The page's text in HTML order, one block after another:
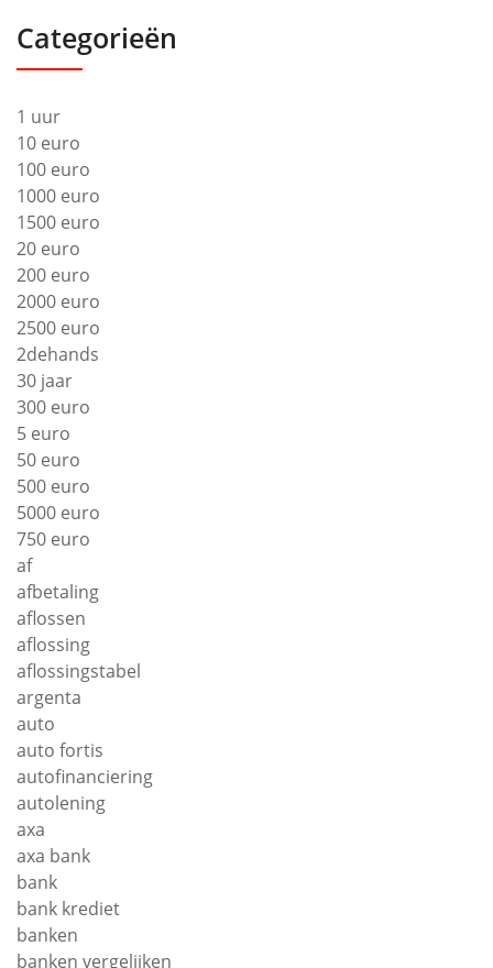
Categorieën
1 uur
10 euro
100 euro
1000 euro
1500 euro
20 euro
200 euro
2000 euro
2500 euro
2dehands
30 jaar
300 euro
5 euro
50 euro
500 euro
5000 euro
750 euro
af
afbetaling
aflossen
aflossing
aflossingstabel
argenta
auto
auto fortis
autofinanciering
autolening
axa
axa bank
bank
bank krediet
banken
banken vergelijken